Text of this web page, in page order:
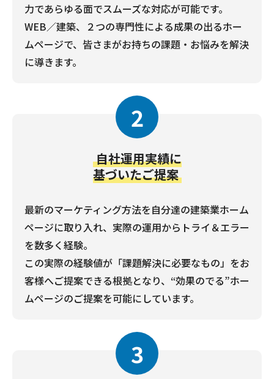
力であらゆる面でスムーズな対応が可能です。
WEB／建築、２つの専門性による成果の出るホー
ムページで、皆さまがお持ちの課題・お悩みを解決
に導きます。
2
自社運用実績に
基づいたご提案
最新のマーケティング方法を自分達の建築業ホーム
ページに取り入れ、実際の運用からトライ＆エラー
を数多く経験。
この実際の経験値が「課題解決に必要なもの」をお
客様へご提案できる根拠となり、“効果のでる”ホー
ムページのご提案を可能にしています。
3